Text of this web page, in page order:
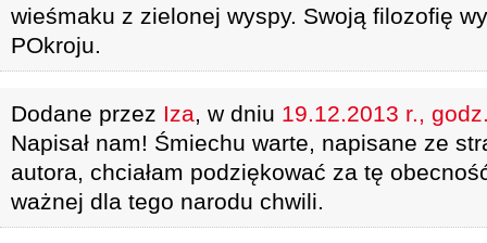
wieśmaku z zielonej wyspy. Swoją filozofię
POkroju.
Dodane przez Iza, w dniu 19.12.2013 r.,
Napisał nam! Śmiechu warte, napisane ze
autora, chciałam podziękować za tę
ważnej dla tego narodu chwili.